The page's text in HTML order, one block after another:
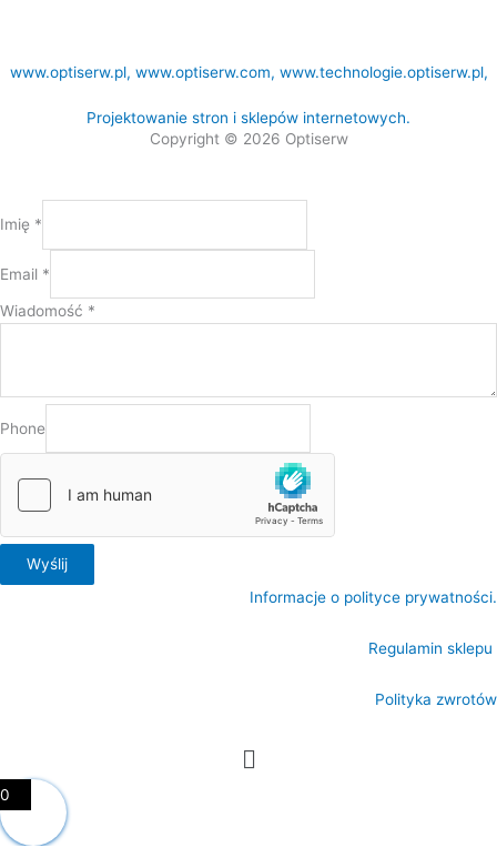
www.optiserw.pl, www.optiserw.com, www.technologie.optiserw.pl,
Projektowanie stron i sklepów internetowych.
Copyright © 2026 Optiserw
Imię *
Email *
Wiadomość *
Phone
Wyślij
Informacje o polityce prywatności.
Regulamin sklepu
Polityka zwrotów
Menu
0